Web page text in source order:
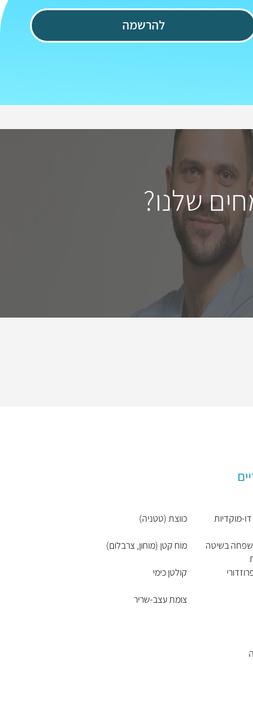
להרשמה
שלנו?
מוקדיות
בשיטה
כווצת (טטניה)
מוח קטן (מוחון, צרבלום)
קולטן כימי
צומת עצב-שריר